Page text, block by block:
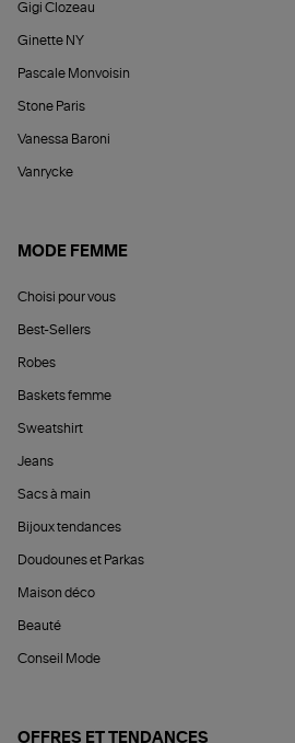
Gigi Clozeau
Ginette NY
Pascale Monvoisin
Stone Paris
Vanessa Baroni
Vanrycke
MODE FEMME
Choisi pour vous
Best-Sellers
Robes
Baskets femme
Sweatshirt
Jeans
Sacs à main
Bijoux tendances
Doudounes et Parkas
Maison déco
Beauté
Conseil Mode
OFFRES ET TENDANCES